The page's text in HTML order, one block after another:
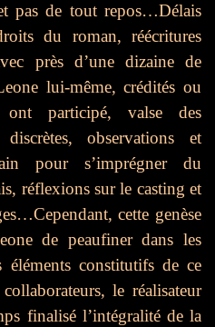
pas de tout repos…Délais
du roman, réécritures
près d’une dizaine de
lui-même, crédités ou
participé, valse des
observations et
pour s’imprégner du
réflexions sur le casting et
cette genèse
de peaufiner dans les
éléments constitutifs de ce
le réalisateur
finalisé l’intégralité de la